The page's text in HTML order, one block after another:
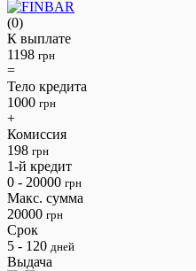
(0)
К выплате
1198 грн
=
Тело кредита
1000 грн
+
Комиссия
198 грн
1-й кредит
0 - 20000 грн
Макс. сумма
20000 грн
Срок
5 - 120 дней
Выдача